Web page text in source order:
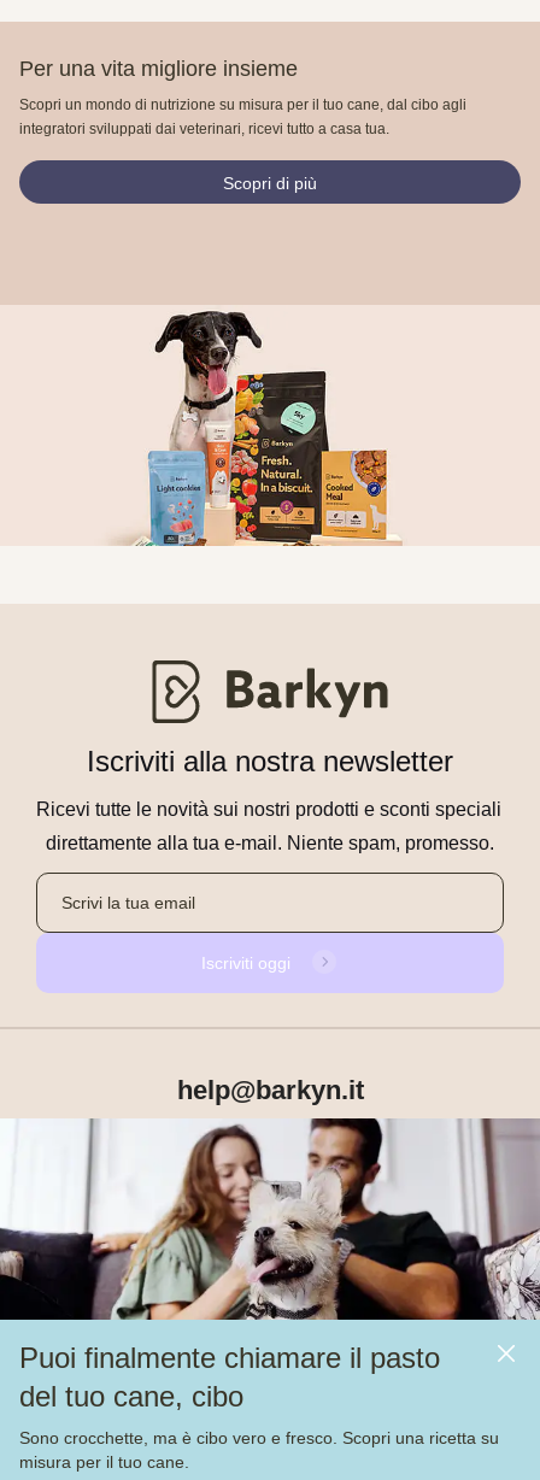
Per una vita migliore insieme
Scopri un mondo di nutrizione su misura per il tuo cane, dal cibo agli
integratori sviluppati dai veterinari, ricevi tutto a casa tua.
Scopri di più
Puoi finalmente chiamare il pasto
del tuo cane, cibo
Sono crocchette, ma è cibo vero e fresco. Scopri una ricetta su
misura per il tuo cane.
Iscriviti alla nostra newsletter
Ricevi tutte le novità sui nostri prodotti e sconti speciali
direttamente alla tua e-mail. Niente spam, promesso.
Iscriviti oggi
help@barkyn.it
Prodotti
Altri link
Alimentazione